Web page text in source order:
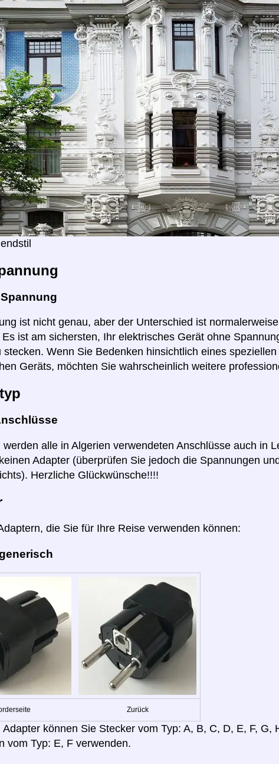
ist nicht genau, aber der Unterschied ist
ist am sichersten, Ihr elektrisches Gerät ohne
stecken. Wenn Sie Bedenken hinsichtlich eines
Geräts, möchten Sie wahrscheinlich weitere
werden alle in Algerien verwendeten Anschlüsse auch in
Adapter (überprüfen Sie jedoch die Spannungen
Herzliche Glückwünsche!!!!
die Sie für Ihre Reise verwenden können:
Zurück
können Sie Stecker vom Typ: A, B, C, D, E, F, G,
vom Typ: E, F verwenden.